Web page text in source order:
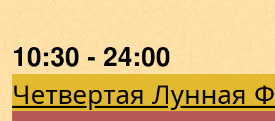
10:30 - 24:00
Четвертая Лунная